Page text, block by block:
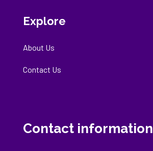
Explore
About Us
Contact Us
Contact information